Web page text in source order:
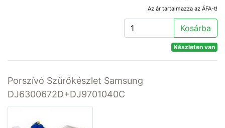
Az ár tartalmazza az ÁFA-t!
Kosárba
Készleten van
Porszívó Szűrőkészlet Samsung
DJ6300672D+DJ9701040C